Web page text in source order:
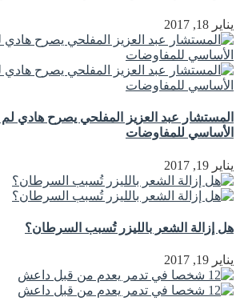
يناير 18, 2017
المستشار عبد العزيز المفلحي يصرح هادي لم
الأساسي للمفاوضات
يناير 19, 2017
هل إزالة الشعر بالليزر تُسبب السرطان؟
يناير 19, 2017